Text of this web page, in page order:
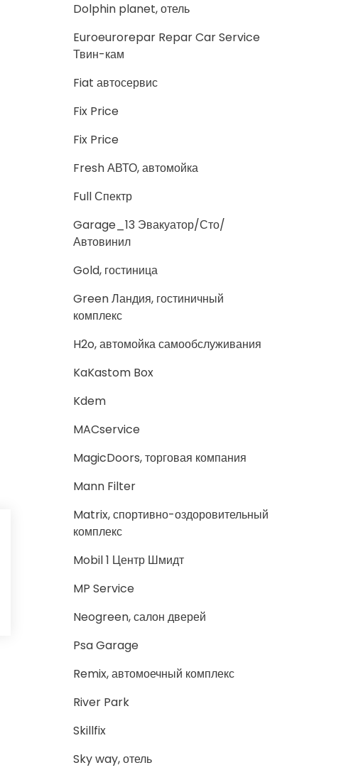
Dolphin planet, отель
Euroeurorepar Repar Car Service
Твин-кам
Fiat автосервис
Fix Price
Fix Price
Fresh АВТО, автомойка
Full Спектр
Garage_13 Эвакуатор/Сто/
Автовинил
Gold, гостиница
Green Ландия, гостиничный
комплекс
H2o, автомойка самообслуживания
KaKastom Box
Kdem
MACservice
MagicDoors, торговая компания
Mann Filter
Matrix, спортивно-оздоровительный
комплекс
Mobil 1 Центр Шмидт
MP Service
Neogreen, салон дверей
Psa Garage
Remix, автомоечный комплекс
River Park
Skillfix
Sky way, отель